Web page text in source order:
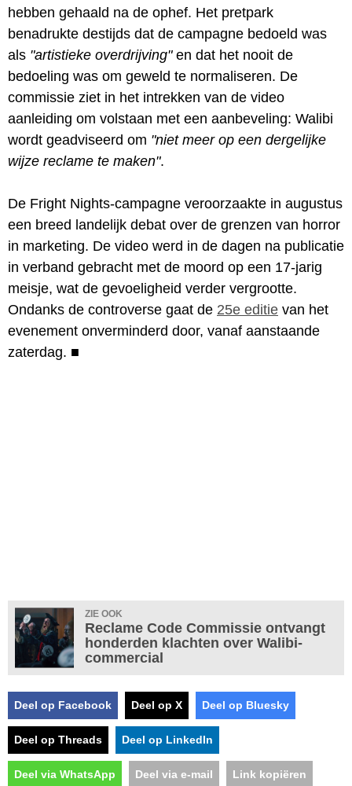
hebben gehaald na de ophef. Het pretpark
benadrukte destijds dat de campagne bedoeld was
als "artistieke overdrijving"en dat het nooit de
bedoeling was om geweld te normaliseren. De
commissie ziet in het intrekken van de video
aanleiding om volstaan met een aanbeveling: Walibi
wordt geadviseerd om "niet meer op een dergelijke
wijze reclame te maken".
De Fright Nights-campagne veroorzaakte in augustus
een breed landelijk debat over de grenzen van horror
in marketing. De video werd in de dagen na publicatie
in verband gebracht met de moord op een 17-jarig
meisje, wat de gevoeligheid verder vergrootte.
Ondanks de controverse gaat de 25e editie van het
evenement onverminderd door, vanaf aanstaande
zaterdag. ■
ZIE OOK
Reclame Code Commissie ontvangt
honderden klachten over Walibi-
commercial
Deel op Facebook Deel op X Deel op Bluesky
Deel op Threads Deel op LinkedIn
Deel via WhatsApp Deel via e-mail Link kopiëren